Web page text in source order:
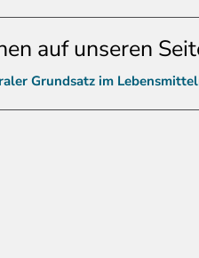
auf unseren
Grundsatz im